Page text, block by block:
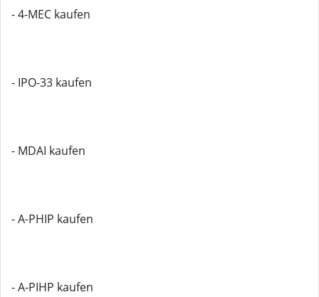
- 4-MEC kaufen
- IPO-33 kaufen
- MDAI kaufen
- A-PHIP kaufen
- A-PIHP kaufen